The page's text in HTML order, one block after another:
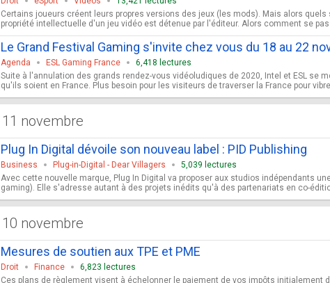
Certains joueurs créent leurs propres versions des jeux (les mods). Mais alors
propriété intellectuelle d'un jeu vidéo est détenue par l'éditeur. Alors comment se
Le Grand Festival Gaming s'invite chez vous du 18 au 22
Agenda ESL Gaming France
6,418 lectures
Suite à l'annulation des grands rendez-vous vidéoludiques de 2020, Intel et ESL se
qu'ils soient en France. Plus besoin pour les visiteurs de traverser la France pour
11 novembre
Plug In Digital dévoile son nouveau label : PID Publishing
Business Plug-in-Digital - Dear Villagers
5,039 lectures
Avec cette nouvelle marque, Plug In Digital va proposer aux studios indépendants
gaming). Elle s'adresse autant à des projets inédits qu'à des partenariats en co-
10 novembre
Mesures de soutien aux TPE et PME
Droit Finance
6,823 lectures
Ces plans de règlement visent à échelonner le paiement de vos impôts initialement